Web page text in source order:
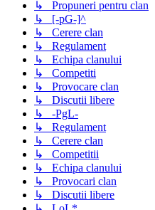
↳ Propuneri pentru clan
↳ [-pG-]^
↳ Cerere clan
↳ Regulament
↳ Echipa clanului
↳ Competiti
↳ Provocare clan
↳ Discutii libere
↳ -PgL-
↳ Regulament
↳ Cerere clan
↳ Competitii
↳ Echipa clanului
↳ Provocari clan
↳ Discutii libere